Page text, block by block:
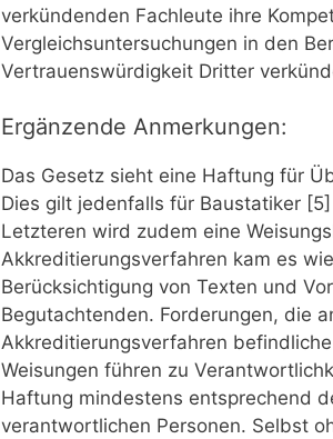
verkündenden Fachleute ihre
Vergleichsuntersuchungen in den
Vertrauenswürdigkeit Dritter
Ergänzende Anmerkungen:
Das Gesetz sieht eine Haftung für
Dies gilt jedenfalls für Baustatiker
Letzteren wird zudem eine
Akkreditierungsverfahren kam es
Berücksichtigung von Texten und
Begutachtenden. Forderungen, die
Akkreditierungsverfahren
Weisungen führen zu
Haftung mindestens entsprechend
verantwortlichen Personen. Selbst